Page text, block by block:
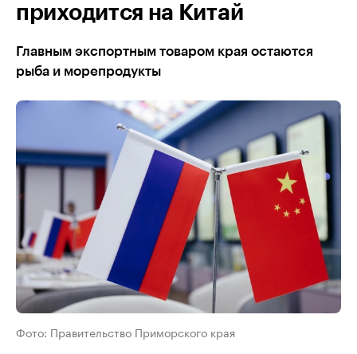
приходится на Китай
Главным экспортным товаром края остаются
рыба и морепродукты
Фото: Правительство Приморского края